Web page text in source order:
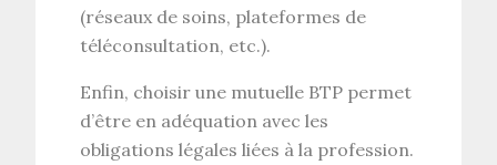
(réseaux de soins, plateformes de
téléconsultation, etc.).
Enfin, choisir une mutuelle BTP permet
d’être en adéquation avec les
obligations légales liées à la profession.